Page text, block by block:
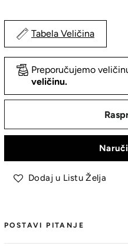
Tabela Veličina
Preporučujemo
veličinu.
Dodaj u Listu Želja
POSTAVI PITANJE